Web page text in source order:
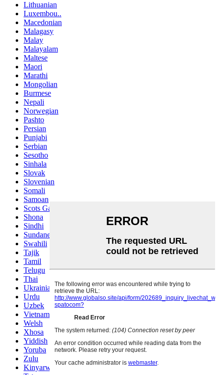
Lithuanian
Luxembou..
Macedonian
Malagasy
Malay
Malayalam
Maltese
Maori
Marathi
Mongolian
Burmese
Nepali
Norwegian
Pashto
Persian
Punjabi
Serbian
Sesotho
Sinhala
Slovak
Slovenian
Somali
Samoan
Scots Gaelic
Shona
Sindhi
Sundanese
Swahili
Tajik
Tamil
Telugu
Thai
Ukrainian
Urdu
Uzbek
Vietnamese
Welsh
Xhosa
Yiddish
Yoruba
Zulu
Kinyarwanda